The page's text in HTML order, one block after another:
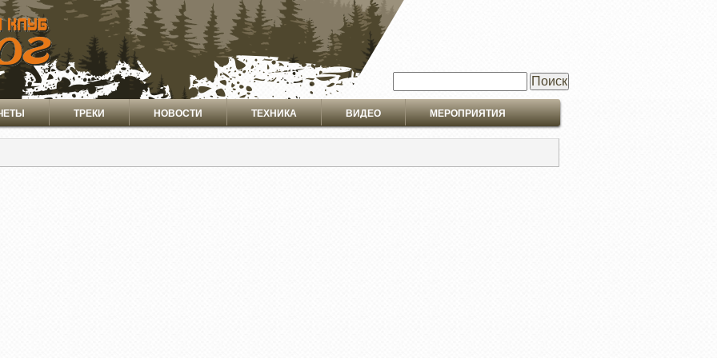
ТРЕКИ НОВОСТИ ТЕХНИКА ВИДЕО МЕРОПРИЯТИЯ